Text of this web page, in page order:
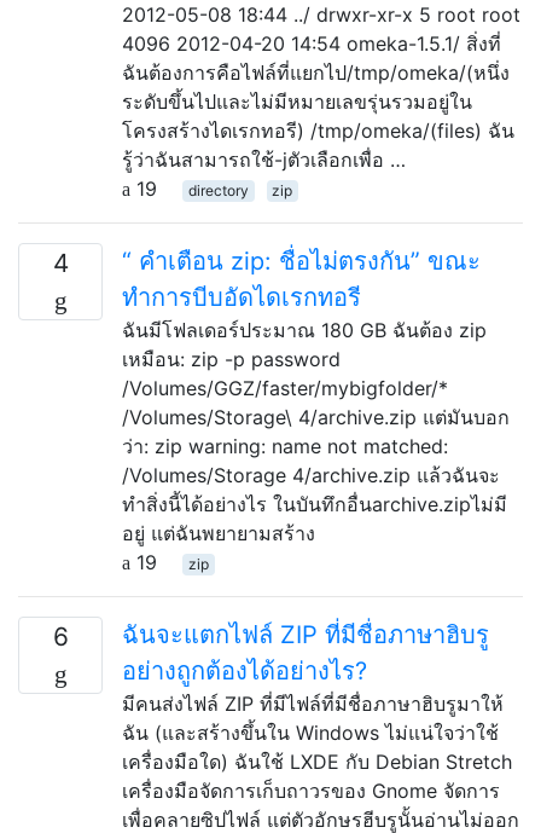
2012-05-08 18:44 ../ drwxr-xr-x 5 root root
4096 2012-04-20 14:54 omeka-1.5.1/ สิ่งที่
ฉันต้องการคือไฟล์ที่แยกไป/tmp/omeka/(หนึ่ง
ระดับขึ้นไปและไม่มีหมายเลขรุ่นรวมอยู่ใน
โครงสร้างไดเรกทอรี) /tmp/omeka/(files) ฉัน
รู้ว่าฉันสามารถใช้-jตัวเลือกเพื่อ …
19
directory zip
4
“ คำเตือน zip: ชื่อไม่ตรงกัน” ขณะ
ทำการบีบอัดไดเรกทอรี
ฉันมีโฟลเดอร์ประมาณ 180 GB ฉันต้อง zip
เหมือน: zip -p password
/Volumes/GGZ/faster/mybigfolder/*
/Volumes/Storage\ 4/archive.zip แต่มันบอก
ว่า: zip warning: name not matched:
/Volumes/Storage 4/archive.zip แล้วฉันจะ
ทำสิ่งนี้ได้อย่างไร ในบันทึกอื่นarchive.zipไม่มี
อยู่ แต่ฉันพยายามสร้าง
19
zip
6
ฉันจะแตกไฟล์ ZIP ที่มีชื่อภาษาฮิบรู
อย่างถูกต้องได้อย่างไร?
มีคนส่งไฟล์ ZIP ที่มีไฟล์ที่มีชื่อภาษาฮิบรูมาให้
ฉัน (และสร้างขึ้นใน Windows ไม่แน่ใจว่าใช้
เครื่องมือใด) ฉันใช้ LXDE กับ Debian Stretch
เครื่องมือจัดการเก็บถาวรของ Gnome จัดการ
เพื่อคลายซิปไฟล์ แต่ตัวอักษรฮีบรูนั้นอ่านไม่ออก